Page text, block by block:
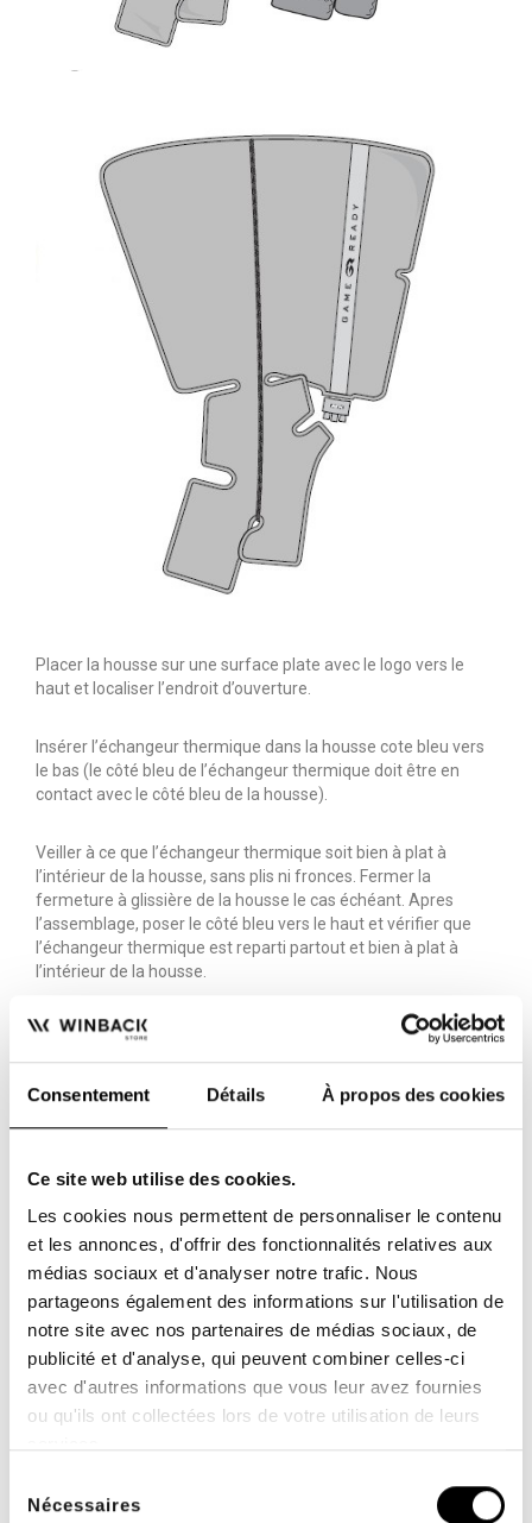
Consentement Détails À propos des cookies
Ce site web utilise des cookies.
Les cookies nous permettent de personnaliser le contenu
et les annonces, d'offrir des fonctionnalités relatives aux
médias sociaux et d'analyser notre trafic. Nous
partageons également des informations sur l'utilisation de
notre site avec nos partenaires de médias sociaux, de
publicité et d'analyse, qui peuvent combiner celles-ci
avec d'autres informations que vous leur avez fournies
ou qu'ils ont collectées lors de votre utilisation de leurs
Nécessaires
Placer la housse sur une surface plate avec le logo vers le
haut et localiser l’endroit d’ouverture.
Insérer l’échangeur thermique dans la housse cote bleu vers
le bas (le côté bleu de l’échangeur thermique doit être en
contact avec le côté bleu de la housse).
Veiller à ce que l’échangeur thermique soit bien à plat à
l’intérieur de la housse, sans plis ni fronces. Fermer la
fermeture à glissière de la housse le cas échéant. Apres
l’assemblage, poser le côté bleu vers le haut et vérifier que
l’échangeur thermique est reparti partout et bien à plat à
l’intérieur de la housse.
Durée de la garantie : 1 an
ACCESSOIRES